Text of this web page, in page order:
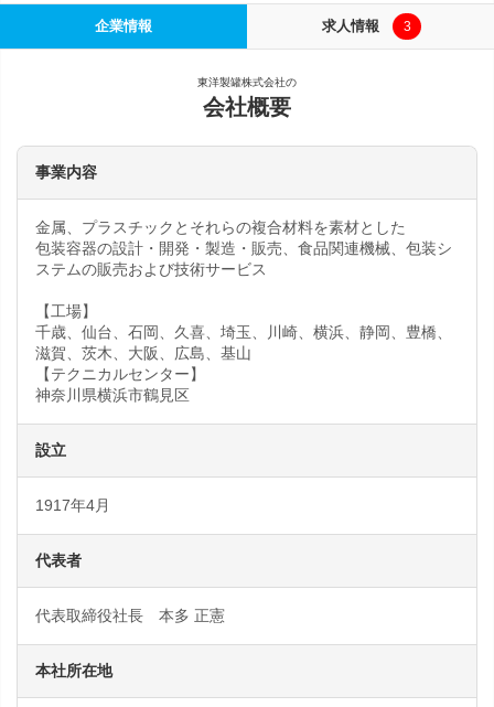
企業情報 求人情報 3
東洋製罐株式会社の
会社概要
事業内容
金属、プラスチックとそれらの複合材料を素材とした
包装容器の設計・開発・製造・販売、食品関連機械、包装シ
ステムの販売および技術サービス
【工場】
千歳、仙台、石岡、久喜、埼玉、川崎、横浜、静岡、豊橋、
滋賀、茨木、大阪、広島、基山
【テクニカルセンター】
神奈川県横浜市鶴見区
設立
1917年4月
代表者
代表取締役社長 本多 正憲
本社所在地